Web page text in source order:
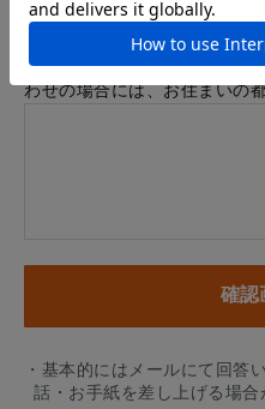
内容
※商品に関するお問い合わせ
わせの場合には、お住まいの
・基本的にはメールにて回答
話・お手紙を差し上げる場合